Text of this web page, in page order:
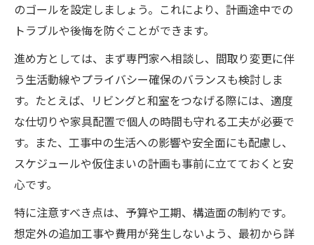
のゴールを設定しましょう。これにより、計画途中での
トラブルや後悔を防ぐことができます。
進め方としては、まず専門家へ相談し、間取り変更に伴
う生活動線やプライバシー確保のバランスも検討しま
す。たとえば、リビングと和室をつなげる際には、適度
な仕切りや家具配置で個人の時間も守れる工夫が必要で
す。また、工事中の生活への影響や安全面にも配慮し、
スケジュールや仮住まいの計画も事前に立てておくと安
心です。
特に注意すべき点は、予算や工期、構造面の制約です。
想定外の追加工事や費用が発生しないよう、最初から詳